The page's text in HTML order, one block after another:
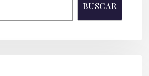
BUSCAR